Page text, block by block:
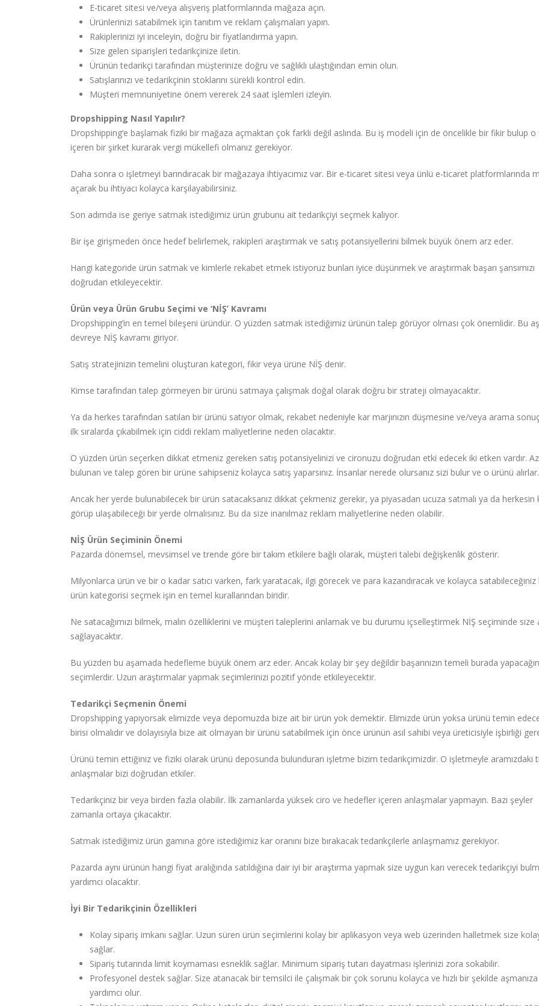
E-ticaret sitesi ve/veya alışveriş platformlarında mağaza açın.
Ürünlerinizi satabilmek için tanıtım ve reklam çalışmaları yapın.
Rakiplerinizi iyi inceleyin, doğru bir fiyatlandırma yapın.
Size gelen siparişleri tedarikçinize iletin.
Ürünün tedarikçi tarafından müşterinize doğru ve sağlıklı ulaştığından emin olun.
Satışlarınızı ve tedarikçinin stoklarını sürekli kontrol edin.
Müşteri memnuniyetine önem vererek 24 saat işlemleri izleyin.
Dropshipping Nasıl Yapılır?
Dropshipping’e başlamak fiziki bir mağaza açmaktan çok farklı değil aslında. Bu iş modeli için de öncelikle bir fikir bulup o
içeren bir şirket kurarak vergi mükellefi olmanız gerekiyor.
Daha sonra o işletmeyi barındıracak bir mağazaya ihtiyacımız var. Bir e-ticaret sitesi veya ünlü e-ticaret platformlarında
açarak bu ihtiyacı kolayca karşılayabilirsiniz.
Son adımda ise geriye satmak istediğimiz ürün grubunu ait tedarikçiyi seçmek kalıyor.
Bir işe girişmeden önce hedef belirlemek, rakipleri araştırmak ve satış potansiyellerini bilmek büyük önem arz eder.
Hangi kategoride ürün satmak ve kimlerle rekabet etmek istiyoruz bunları iyice düşünmek ve araştırmak başarı şansımızı
doğrudan etkileyecektir.
Ürün veya Ürün Grubu Seçimi ve ‘NİŞ’ Kavramı
Dropshipping’in en temel bileşeni üründür. O yüzden satmak istediğimiz ürünün talep görüyor olması çok önemlidir. Bu
devreye NİŞ kavramı giriyor.
Satış stratejinizin temelini oluşturan kategori, fikir veya ürüne NİŞ denir.
Kimse tarafından talep görmeyen bir ürünü satmaya çalışmak doğal olarak doğru bir strateji olmayacaktır.
Ya da herkes tarafından satılan bir ürünü satıyor olmak, rekabet nedeniyle kar marjınızın düşmesine ve/veya arama
ilk sıralarda çıkabilmek için ciddi reklam maliyetlerine neden olacaktır.
O yüzden ürün seçerken dikkat etmeniz gereken satış potansiyelinizi ve cironuzu doğrudan etki edecek iki etken vardır. Az
bulunan ve talep gören bir ürüne sahipseniz kolayca satış yaparsınız. İnsanlar nerede olursanız sizi bulur ve o ürünü alırlar.
Ancak her yerde bulunabilecek bir ürün satacaksanız dikkat çekmeniz gerekir, ya piyasadan ucuza satmalı ya da herkesin
görüp ulaşabileceği bir yerde olmalısınız. Bu da size inanılmaz reklam maliyetlerine neden olabilir.
NİŞ Ürün Seçiminin Önemi
Pazarda dönemsel, mevsimsel ve trende göre bir takım etkilere bağlı olarak, müşteri talebi değişkenlik gösterir.
Milyonlarca ürün ve bir o kadar satıcı varken, fark yaratacak, ilgi görecek ve para kazandıracak ve kolayca satabileceğiniz
ürün kategorisi seçmek işin en temel kurallarından biridir.
Ne satacağımızı bilmek, malın özelliklerini ve müşteri taleplerini anlamak ve bu durumu içselleştirmek NİŞ seçiminde size
sağlayacaktır.
Bu yüzden bu aşamada hedefleme büyük önem arz eder. Ancak kolay bir şey değildir başarınızın temeli burada
seçimlerdir. Uzun araştırmalar yapmak seçimlerinizi pozitif yönde etkileyecektir.
Tedarikçi Seçmenin Önemi
Dropshipping yapıyorsak elimizde veya depomuzda bize ait bir ürün yok demektir. Elimizde ürün yoksa ürünü temin
birisi olmalıdır ve dolayısıyla bize ait olmayan bir ürünü satabilmek için önce ürünün asıl sahibi veya üreticisiyle işbirliği
Ürünü temin ettiğiniz ve fiziki olarak ürünü deposunda bulunduran işletme bizim tedarikçimizdir. O işletmeyle aramızdaki
anlaşmalar bizi doğrudan etkiler.
Tedarikçiniz bir veya birden fazla olabilir. İlk zamanlarda yüksek ciro ve hedefler içeren anlaşmalar yapmayın. Bazı şeyler
zamanla ortaya çıkacaktır.
Satmak istediğimiz ürün gamına göre istediğimiz kar oranını bize bırakacak tedarikçilerle anlaşmamız gerekiyor.
Pazarda aynı ürünün hangi fiyat aralığında satıldığına dair iyi bir araştırma yapmak size uygun karı verecek tedarikçiyi
yardımcı olacaktır.
İyi Bir Tedarikçinin Özellikleri
Kolay sipariş imkanı sağlar. Uzun süren ürün seçimlerini kolay bir aplikasyon veya web üzerinden halletmek size
sağlar.
Sipariş tutarında limit koymaması esneklik sağlar. Minimum sipariş tutarı dayatması işlerinizi zora sokabilir.
Profesyonel destek sağlar. Size atanacak bir temsilci ile çalışmak bir çok sorunu kolayca ve hızlı bir şekilde aşmanıza
yardımcı olur.